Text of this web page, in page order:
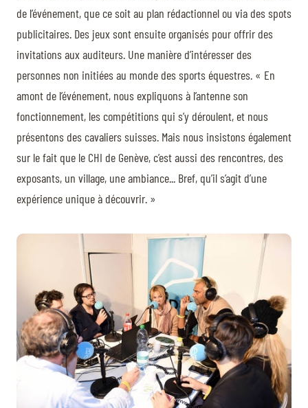
de l’événement, que ce soit au plan rédactionnel ou via des spots
publicitaires. Des jeux sont ensuite organisés pour offrir des
invitations aux auditeurs. Une manière d’intéresser des
personnes non initiées au monde des sports équestres. « En
amont de l’événement, nous expliquons à l’antenne son
fonctionnement, les compétitions qui s’y déroulent, et nous
présentons des cavaliers suisses. Mais nous insistons également
sur le fait que le CHI de Genève, c’est aussi des rencontres, des
exposants, un village, une ambiance... Bref, qu’il s’agit d’une
expérience unique à découvrir. »